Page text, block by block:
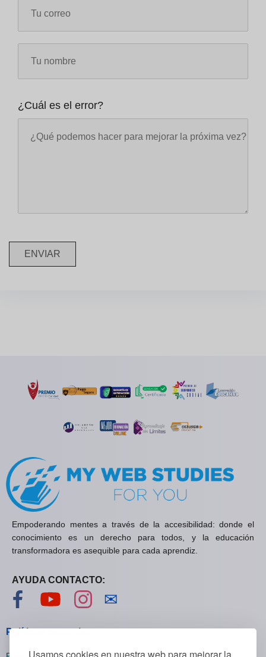
¿Cuál es el error?
ENVIAR
Empoderando mentes a través de la accesibilidad: donde el
conocimiento es un derecho para todos, y la educación
transformadora es asequible para cada aprendiz.
AYUDA CONTACTO:
Visítanos en Facebook
Visítanos en YouTube
Visítanos en Instagram
✉
Políticas generales